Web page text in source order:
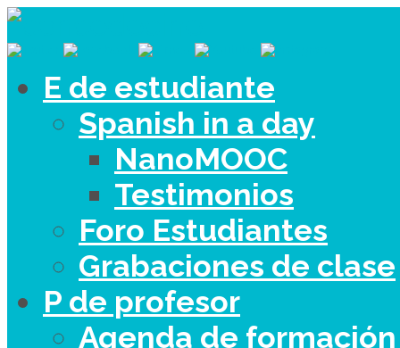
E de estudiante
Spanish in a day
NanoMOOC
Testimonios
Foro Estudiantes
Grabaciones de clase
P de profesor
Agenda de formación